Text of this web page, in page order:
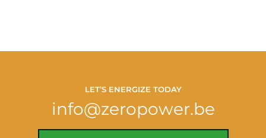
LET’S ENERGIZE TODAY
info@zeropower.be